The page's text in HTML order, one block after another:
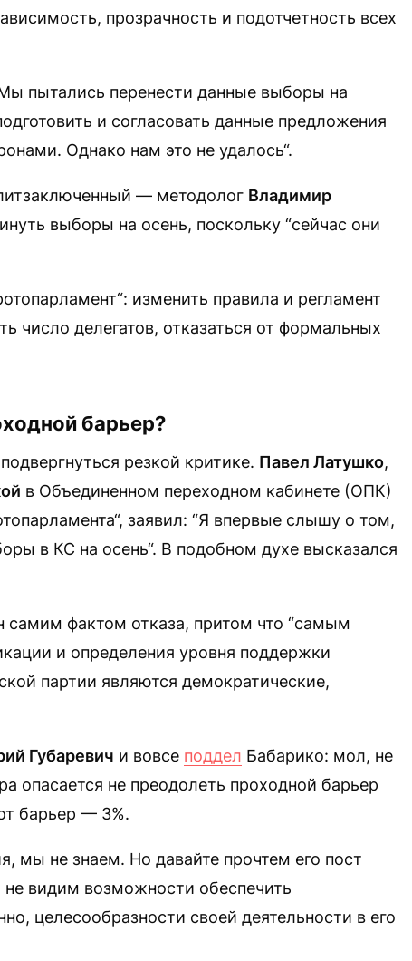
прозрачность и подотчетность всех
пытались перенести данные выборы на
и согласовать данные предложения
Однако нам это не удалось“.
— методолог Владимир
выборы на осень, поскольку “сейчас они
изменить правила и регламент
число делегатов, отказаться от формальных
барьер?
резкой критике. Павел Латушко,
в Объединенном переходном кабинете (ОПК)
заявил: “Я впервые слышу о том,
в КС на осень“. В подобном духе высказался
самим фактом отказа, притом что “самым
и определения уровня поддержки
партии являются демократические,
Губаревич и вовсе поддел Бабарико: мол, не
опасается не преодолеть проходной барьер
барьер — 3%.
мы не знаем. Но давайте прочтем его пост
видим возможности обеспечить
целесообразности своей деятельности в его